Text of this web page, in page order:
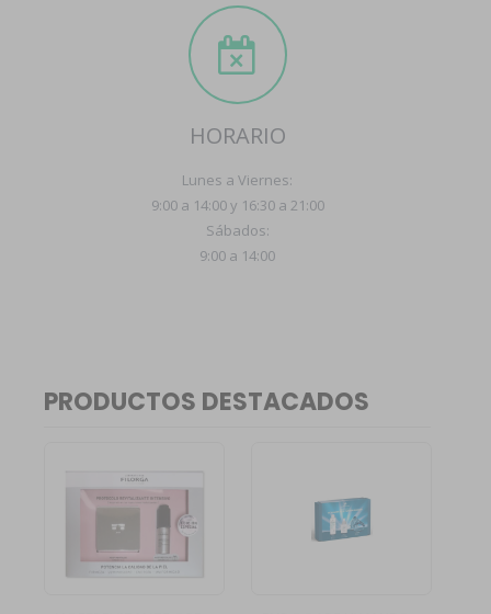
HORARIO
Lunes a Viernes:
9:00 a 14:00 y 16:30 a 21:00
Sábados:
9:00 a 14:00